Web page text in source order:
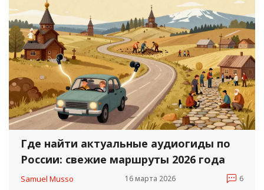
Где найти актуальные аудиогиды по
России: свежие маршруты 2026 года
Samuel Musso 16 марта 2026 6